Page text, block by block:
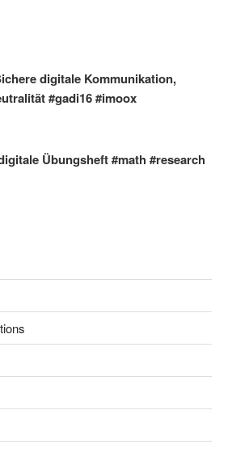
digitale Kommunikation,
#gadi16 #imoox
Übungsheft #math #research